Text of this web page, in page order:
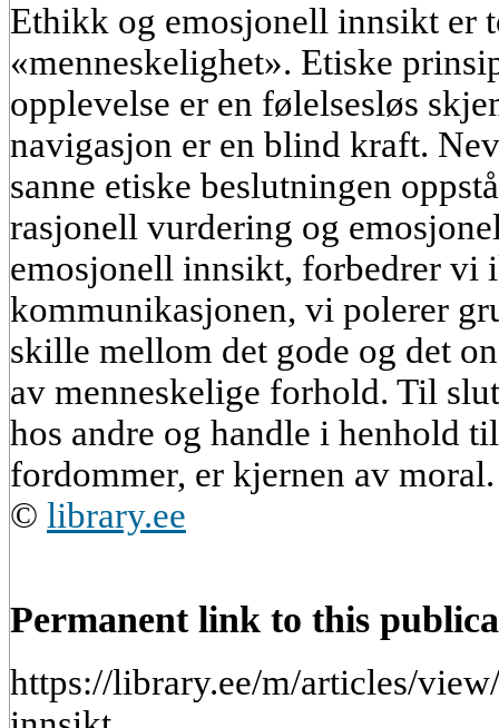
Ethikk og emosjonell innsikt er
«menneskelighet». Etiske
opplevelse er en følelsesløs
navigasjon er en blind kraft.
sanne etiske beslutningen
rasjonell vurdering og
emosjonell innsikt, forbedrer vi
kommunikasjonen, vi polerer
skille mellom det gode og det
av menneskelige forhold. Til
hos andre og handle i henhold
fordommer, er kjernen av moral.
© library.ee
Permanent link to this
https://library.ee/m/articles/